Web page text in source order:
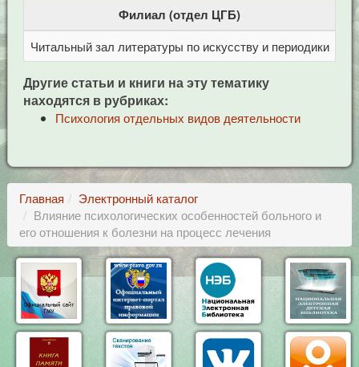
Филиал (отдел ЦГБ)
Читальный зал литературы по искусству и периодики
Другие статьи и книги на эту тематику
находятся в рубриках:
Психология отдельных видов деятельности
Главная
Электронный каталог
Влияние психологических особенностей больного и
его отношения к болезни на процесс лечения